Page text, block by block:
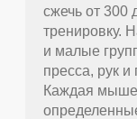
сжечь от 300
тренировку.
и малые
пресса, рук и
Каждая